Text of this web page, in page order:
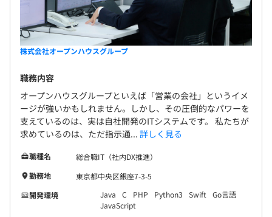
株式会社オープンハウスグループ
職務内容
オープンハウスグループといえば「営業の会社」というイメ
ージが強いかもしれません。しかし、その圧倒的なパワーを
支えているのは、実は自社開発のITシステムです。 私たちが
求めているのは、ただ指示通... 詳しく見る
職種名
総合職IT（社内DX推進）
勤務地
東京都中央区銀座7-3-5
開発環境
Java C PHP Python3 Swift
Go言語
JavaScript